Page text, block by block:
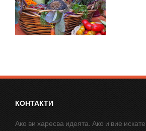
КОНТАКТИ
Ако ви харесва идеята. Ако и вие